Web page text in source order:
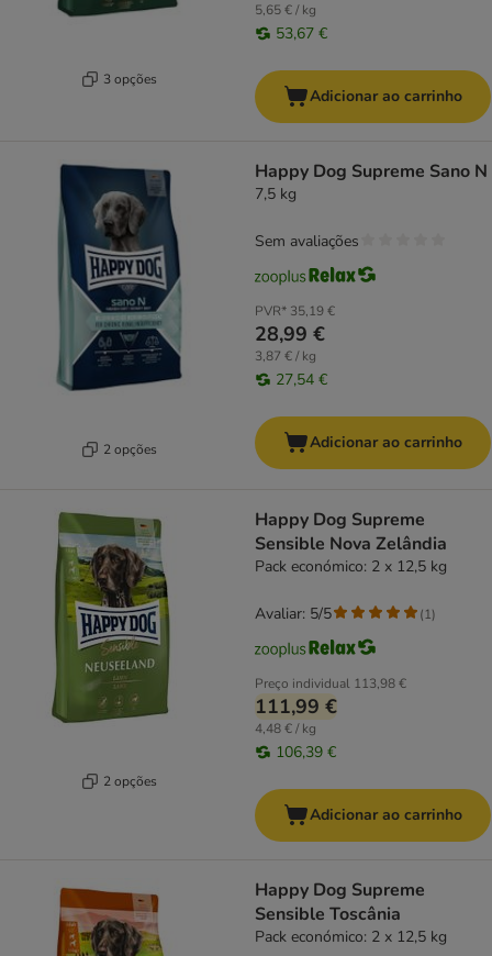
3 opções
5,65 € / kg
53,67 €
Adicionar ao carrinho
2 opções
Happy Dog Supreme Sano N
7,5 kg
PVR* 35,19 €
28,99 €
3,87 € / kg
27,54 €
Sem avaliações
Adicionar ao carrinho
2 opções
Happy Dog Supreme
Sensible Nova Zelândia
Pack económico: 2 x 12,5 kg
Preço individual 113,98 €
111,99 €
4,48 € / kg
106,39 €
Avaliar: 5/5 (1)
Adicionar ao carrinho
Happy Dog Supreme
Sensible Toscânia
Pack económico: 2 x 12,5 kg